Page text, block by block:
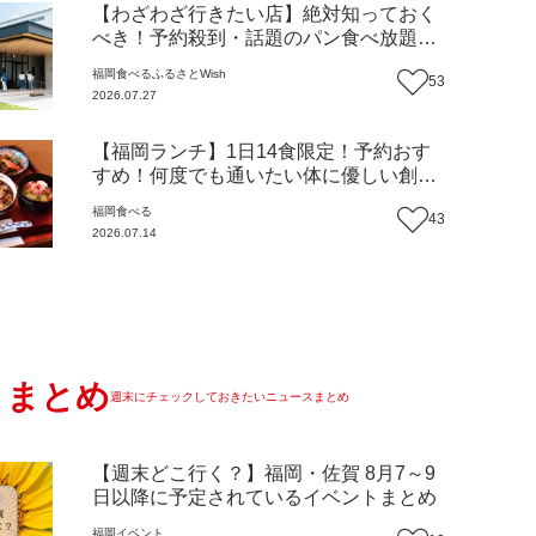
【わざわざ行きたい店】絶対知っておく
べき！予約殺到・話題のパン食べ放題が
ン『bound garden』（福岡・新宮町）
福岡食べるふるさとWish
2026.07.27
53
【福岡ランチ】1日14食限定！予約おす
すめ！何度でも通いたい体に優しい創作
市）【まち歩き】
福岡食べる
2026.07.14
43
まとめ週末にチェックしておきたいニュースまとめ
【週末どこ行く？】福岡・佐賀 8月7～9
日以降に予定されているイベントまとめ
福岡 イベント